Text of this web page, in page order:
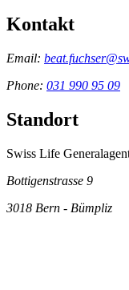
Kontakt
Email:
Phone: 031 990 95 09
Standort
Swiss Life
Bottigenstrasse 9
3018 Bern - Bümpliz